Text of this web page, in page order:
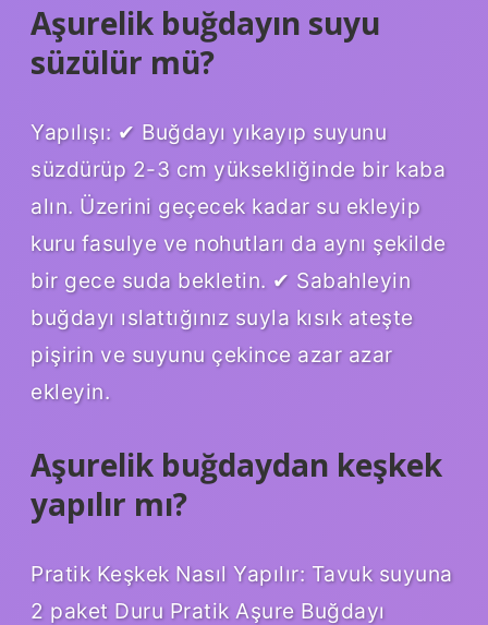
Aşurelik buğdayın suyu
süzülür mü?
Yapılışı: ✔ Buğdayı yıkayıp suyunu
süzdürüp 2-3 cm yüksekliğinde bir kaba
alın. Üzerini geçecek kadar su ekleyip
kuru fasulye ve nohutları da aynı şekilde
bir gece suda bekletin. ✔ Sabahleyin
buğdayı ıslattığınız suyla kısık ateşte
pişirin ve suyunu çekince azar azar
ekleyin.
Aşurelik buğdaydan keşkek
yapılır mı?
Pratik Keşkek Nasıl Yapılır: Tavuk suyuna
2 paket Duru Pratik Aşure Buğdayı